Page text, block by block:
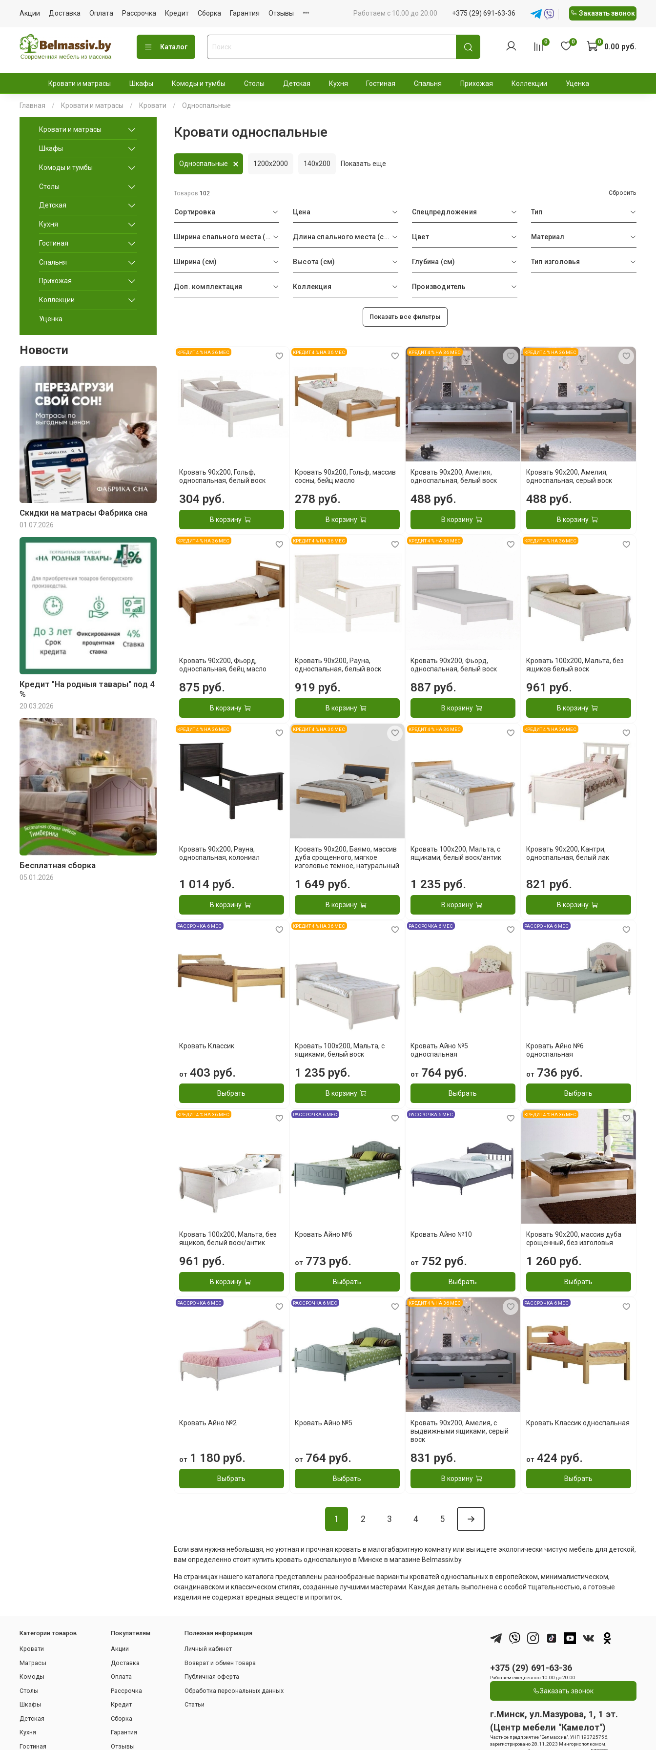
Акции Доставка Оплата Рассрочка Кредит Сборка Гарантия Отзывы Работаем с 10:00 до 20:00 +375 (29) 691-63-36 Заказать звонок
Каталог
0 0 0 0.00 руб.
Кровати и матрасы Шкафы Комоды и тумбы Столы Детская Кухня Гостиная Спальня Прихожая Коллекции Уценка
Главная Кровати и матрасы Кровати Односпальные
Кровати односпальные
Односпальные 1200x2000 140x200 Показать еще
Товаров 102 Сбросить
Сортировка Цена Спецпредложения Тип
Ширина спального места (см) Длина спального места (см) Цвет Материал
Ширина (см) Высота (см) Глубина (см) Тип изголовья
Доп. комплектация Коллекция Производитель
Показать все фильтры
КРЕДИТ 4 % НА 36 МЕС
Кровать 90x200, Гольф,
односпальная, белый воск
304 руб.
В корзину
КРЕДИТ 4 % НА 36 МЕС
Кровать 90x200, Гольф, массив
сосны, бейц масло
278 руб.
В корзину
КРЕДИТ 4 % НА 36 МЕС
Кровать 90x200, Амелия,
односпальная, белый воск
488 руб.
В корзину
КРЕДИТ 4 % НА 36 МЕС
Кровать 90x200, Амелия,
односпальная, серый воск
488 руб.
В корзину
КРЕДИТ 4 % НА 36 МЕС
Кровать 90x200, Фьорд,
односпальная, бейц масло
875 руб.
В корзину
КРЕДИТ 4 % НА 36 МЕС
Кровать 90x200, Рауна,
односпальная, белый воск
919 руб.
В корзину
КРЕДИТ 4 % НА 36 МЕС
Кровать 90x200, Фьорд,
односпальная, белый воск
887 руб.
В корзину
КРЕДИТ 4 % НА 36 МЕС
Кровать 100x200, Мальта, без
ящиков белый воск
961 руб.
В корзину
КРЕДИТ 4 % НА 36 МЕС
Кровать 90x200, Рауна,
односпальная, колониал
1 014 руб.
В корзину
КРЕДИТ 4 % НА 36 МЕС
Кровать 90x200, Баямо, массив
дуба срощенного, мягкое
изголовье темное, натуральный
1 649 руб.
В корзину
КРЕДИТ 4 % НА 36 МЕС
Кровать 100x200, Мальта, с
ящиками, белый воск/антик
1 235 руб.
В корзину
КРЕДИТ 4 % НА 36 МЕС
Кровать 90x200, Кантри,
односпальная, белый лак
821 руб.
В корзину
РАССРОЧКА 6 МЕС
Кровать Классик
от403 руб.
Выбрать
КРЕДИТ 4 % НА 36 МЕС
Кровать 100x200, Мальта, с
ящиками, белый воск
1 235 руб.
В корзину
РАССРОЧКА 6 МЕС
Кровать Айно №5
односпальная
от764 руб.
Выбрать
РАССРОЧКА 6 МЕС
Кровать Айно №6
односпальная
от736 руб.
Выбрать
КРЕДИТ 4 % НА 36 МЕС
Кровать 100x200, Мальта, без
ящиков, белый воск/антик
961 руб.
В корзину
РАССРОЧКА 6 МЕС
Кровать Айно №6
от773 руб.
Выбрать
РАССРОЧКА 6 МЕС
Кровать Айно №10
от752 руб.
Выбрать
КРЕДИТ 4 % НА 36 МЕС
Кровать 90x200, массив дуба
срощенный, без изголовья
1 260 руб.
Выбрать
РАССРОЧКА 6 МЕС
Кровать Айно №2
от1 180 руб.
Выбрать
РАССРОЧКА 6 МЕС
Кровать Айно №5
от764 руб.
Выбрать
КРЕДИТ 4 % НА 36 МЕС
Кровать 90x200, Амелия, с
выдвижными ящиками, серый
воск
831 руб.
В корзину
РАССРОЧКА 6 МЕС
Кровать Классик односпальная
от424 руб.
Выбрать
1 2 3 4 5
Если вам нужна небольшая, но уютная и прочная кровать в малогабаритную комнату или вы ищете экологически чистую мебель для детской,
вам определенно стоит купить кровать односпальную в Минске в магазине Belmassiv.by.
На страницах нашего каталога представлены разнообразные варианты кроватей односпальных в европейском, минималистическом,
скандинавском и классическом стилях, созданные лучшими мастерами. Каждая деталь выполнена с особой тщательностью, а готовые
изделия не содержат вредных веществ и пропиток.
Кровати и матрасы
Шкафы
Комоды и тумбы
Столы
Детская
Кухня
Гостиная
Спальня
Прихожая
Коллекции
Уценка
Новости
Скидки на матрасы Фабрика сна
01.07.2026
Кредит "На родныя тавары" под 4
%
20.03.2026
Бесплатная сборка
05.01.2026
Категории товаров
Кровати
Матрасы
Комоды
Столы
Шкафы
Детская
Кухня
Гостиная
Покупателям
Акции
Доставка
Оплата
Рассрочка
Кредит
Сборка
Гарантия
Отзывы
Полезная информация
Личный кабинет
Возврат и обмен товара
Публичная оферта
Обработка персональных данных
Статьи
+375 (29) 691-63-36
Работаем ежедневно с 10.00 до 20.00
Заказать звонок
г.Минск, ул.Мазурова, 1, 1 эт.
(Центр мебели "Камелот")
Частное предприятие "Белмассив", УНП 193725756,
зарегистрировано 28.11.2023 Мингорисполкомом,